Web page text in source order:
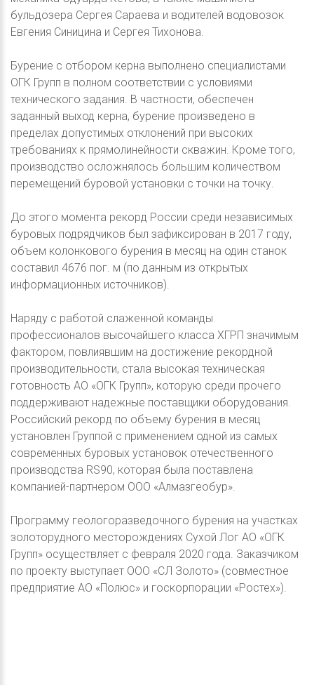
бульдозера Сергея Сараева и водителей водовозок
Евгения Синицина и Сергея Тихонова.
Бурение с отбором керна выполнено специалистами
ОГК Групп в полном соответствии с условиями
технического задания. В частности, обеспечен
заданный выход керна, бурение произведено в
пределах допустимых отклонений при высоких
требованиях к прямолинейности скважин. Кроме того,
производство осложнялось большим количеством
перемещений буровой установки с точки на точку.
До этого момента рекорд России среди независимых
буровых подрядчиков был зафиксирован в 2017 году,
объем колонкового бурения в месяц на один станок
составил 4676 пог. м (по данным из открытых
информационных источников).
Наряду с работой слаженной команды
профессионалов высочайшего класса ХГРП значимым
фактором, повлиявшим на достижение рекордной
производительности, стала высокая техническая
готовность АО «ОГК Групп», которую среди прочего
поддерживают надежные поставщики оборудования.
Российский рекорд по объему бурения в месяц
установлен Группой с применением одной из самых
современных буровых установок отечественного
производства RS90, которая была поставлена
компанией-партнером ООО «Алмазгеобур».
Программу геологоразведочного бурения на участках
золоторудного месторождениях Сухой Лог АО «ОГК
Групп» осуществляет с февраля 2020 года. Заказчиком
по проекту выступает ООО «СЛ Золото» (совместное
предприятие АО «Полюс» и госкорпорации «Ростех»).